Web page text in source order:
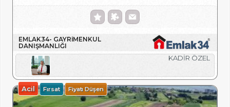
EMLAK34- GAYRIMENKUL
DANIŞMANLIĞI
KADİR ÖZEL
Acil Fırsat Fiyatı Düşen